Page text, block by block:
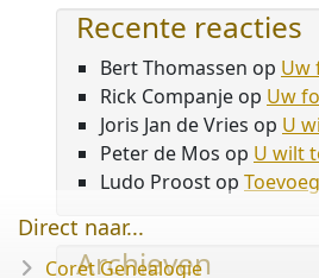
Recente reacties
Bert Thomassen op Uw
Rick Companje op Uw
Joris Jan de Vries op U
Peter de Mos op U wilt
Ludo Proost op
Archieven
Direct naar...
Coret Genealogie